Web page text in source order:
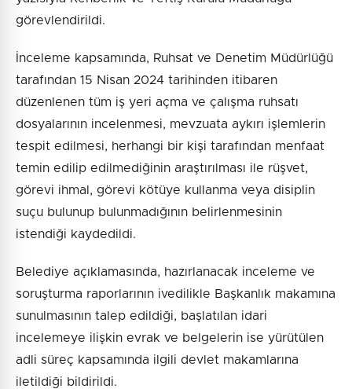
görevlendirildi.
İnceleme kapsamında, Ruhsat ve Denetim Müdürlüğü
tarafından 15 Nisan 2024 tarihinden itibaren
düzenlenen tüm iş yeri açma ve çalışma ruhsatı
dosyalarının incelenmesi, mevzuata aykırı işlemlerin
tespit edilmesi, herhangi bir kişi tarafından menfaat
temin edilip edilmediğinin araştırılması ile rüşvet,
görevi ihmal, görevi kötüye kullanma veya disiplin
suçu bulunup bulunmadığının belirlenmesinin
istendiği kaydedildi.
Belediye açıklamasında, hazırlanacak inceleme ve
soruşturma raporlarının ivedilikle Başkanlık makamına
sunulmasının talep edildiği, başlatılan idari
incelemeye ilişkin evrak ve belgelerin ise yürütülen
adli süreç kapsamında ilgili devlet makamlarına
iletildiği bildirildi.